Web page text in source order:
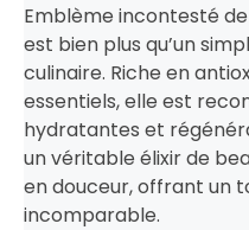
Emblème incontesté
est bien plus qu’un
culinaire. Riche en
essentiels, elle est
hydratantes et
un véritable élixir de
en douceur, offrant un
incomparable.